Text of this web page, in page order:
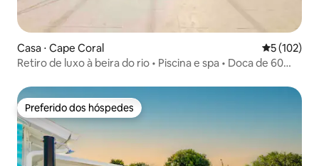
Casa ⋅ Cape Coral 5 de uma
5 (102)
Retiro de luxo à beira do rio • Piscina e spa • Doca de 60
Preferido dos hóspedes
Preferido dos hóspedes